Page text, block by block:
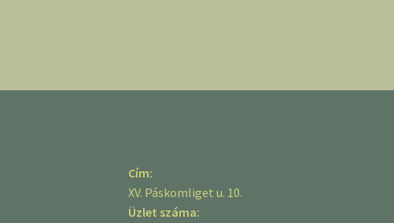
Cím:
XV. Páskomliget u. 10.
Üzlet száma: